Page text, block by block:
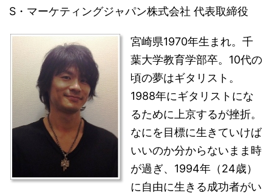
S・マーケティングジャパン株式会社 代表取締役
宮崎県1970年生まれ。千
葉大学教育学部卒。10代の
頃の夢はギタリスト。
1988年にギタリストにな
るために上京するが挫折。
なにを目標に生きていけば
いいのか分からないまま時
が過ぎ、1994年（24歳）
に自由に生きる成功者がい